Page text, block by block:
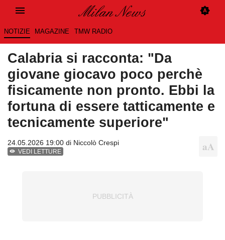
NOTIZIE MAGAZINE TMW RADIO
Calabria si racconta: "Da
giovane giocavo poco perchè
fisicamente non pronto. Ebbi la
fortuna di essere tatticamente e
tecnicamente superiore"
24.05.2026 19:00 di Niccolò Crespi
VEDI LETTURE